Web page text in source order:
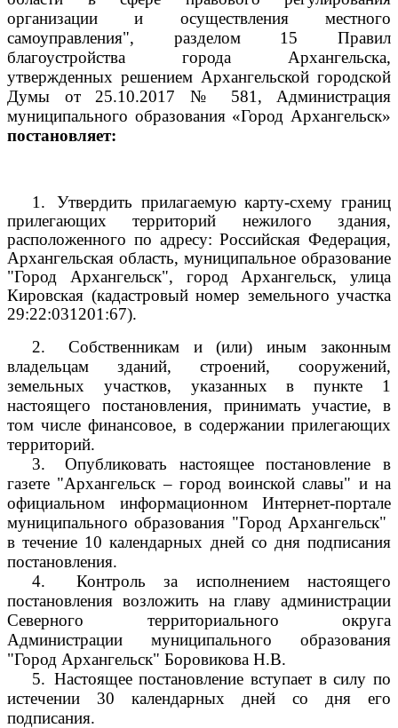
организации и осуществления местного
самоуправления", разделом 15 Правил
благоустройства города Архангельска,
утвержденных решением Архангельской городской
Думы от 25.10.2017 № 581, Администрация
муниципального образования «Город Архангельск»
постановляет:
1.
Утвердить прилагаемую карту-схему границ
прилегающих территорий нежилого здания,
расположенного по адресу: Российская Федерация,
Архангельская область, муниципальное образование
"Город Архангельск", город Архангельск, улица
Кировская (кадастровый номер земельного участка
29:22:031201:67).
2.
Собственникам и (или) иным законным
владельцам зданий, строений, сооружений,
земельных участков, указанных в пункте 1
настоящего постановления, принимать участие, в
том числе финансовое, в содержании прилегающих
территорий.
3.
Опубликовать настоящее постановление в
газете "Архангельск – город воинской славы" и на
официальном информационном Интернет-портале
муниципального образования "Город Архангельск"
в течение 10 календарных дней со дня подписания
постановления.
4.
Контроль за исполнением настоящего
постановления возложить на главу администрации
Северного территориального округа
Администрации муниципального образования
"Город Архангельск" Боровикова Н.В.
5. Настоящее постановление вступает в силу по
истечении 30 календарных дней со дня его
подписания.